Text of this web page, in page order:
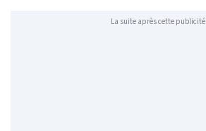
La suite après cette publicité